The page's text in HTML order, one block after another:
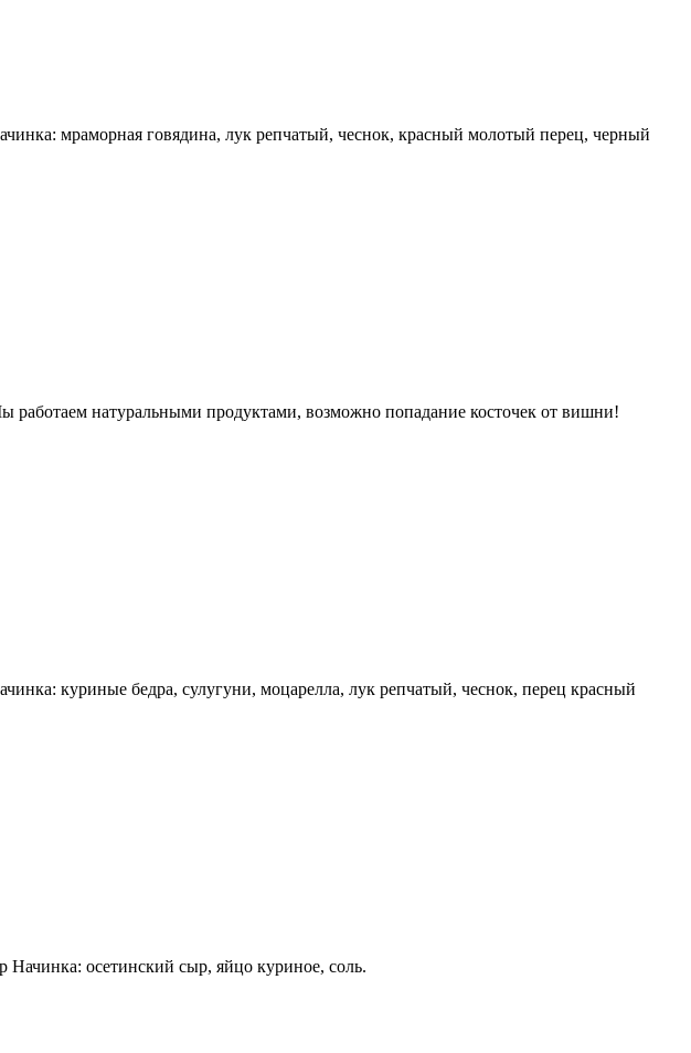
мраморная говядина, лук репчатый, чеснок, красный молотый перец, черный
работаем натуральными продуктами, возможно попадание косточек от вишни!
куриные бедра, сулугуни, моцарелла, лук репчатый, чеснок, перец красный
Начинка: осетинский сыр, яйцо куриное, соль.